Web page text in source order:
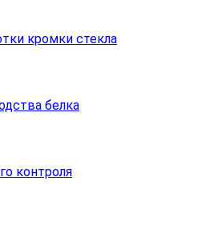
кромки стекла
белка
контроля